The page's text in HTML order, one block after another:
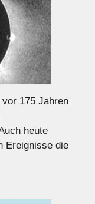
175 Jahren
heute
Ereignisse die